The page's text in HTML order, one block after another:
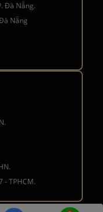
Đà Nẵng.
Nẵng
- TPHCM.